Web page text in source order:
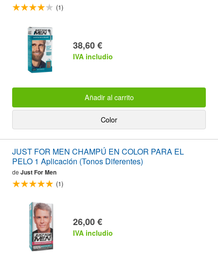
(1)
38,60 €
IVA includio
Añadir al carrito
Color
JUST FOR MEN CHAMPÚ EN COLOR PARA EL
PELO 1 Aplicación (Tonos Diferentes)
de Just For Men
(1)
26,00 €
IVA includio